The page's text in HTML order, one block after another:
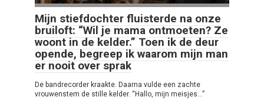
Mijn stiefdochter fluisterde na onze
bruiloft: “Wil je mama ontmoeten? Ze
woont in de kelder.” Toen ik de deur
opende, begreep ik waarom mijn man
er nooit over sprak
De bandrecorder kraakte. Daarna vulde een zachte
vrouwenstem de stille kelder. “Hallo, mijn meisjes…”